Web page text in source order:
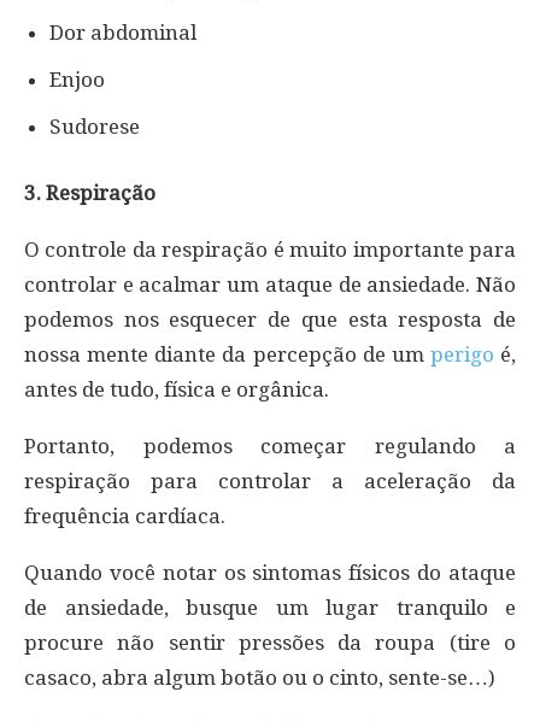
Dor abdominal
Enjoo
Sudorese
3. Respiração
O controle da respiração é muito importante para
controlar e acalmar um ataque de ansiedade. Não
podemos nos esquecer de que esta resposta de
nossa mente diante da percepção de um perigo é,
antes de tudo, física e orgânica.
Portanto, podemos começar regulando a
respiração para controlar a aceleração da
frequência cardíaca.
Quando você notar os sintomas físicos do ataque
de ansiedade, busque um lugar tranquilo e
procure não sentir pressões da roupa (tire o
casaco, abra algum botão ou o cinto, sente-se…)